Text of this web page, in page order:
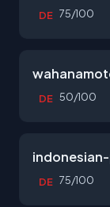
DE 75/100
DE 50/100
DE 75/100